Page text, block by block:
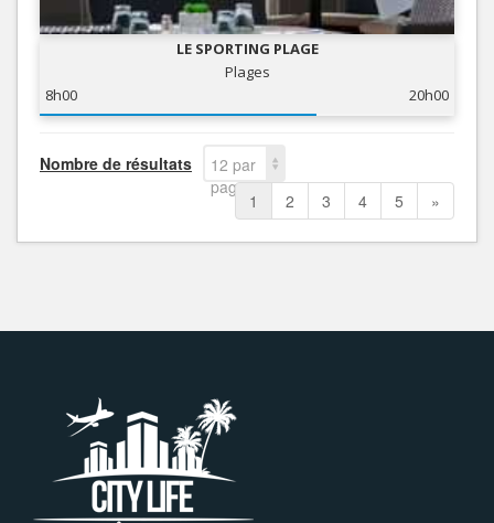
LE SPORTING PLAGE
Plages
8h00
20h00
Nombre de résultats
12 par
page
1 2 3 4 5 »